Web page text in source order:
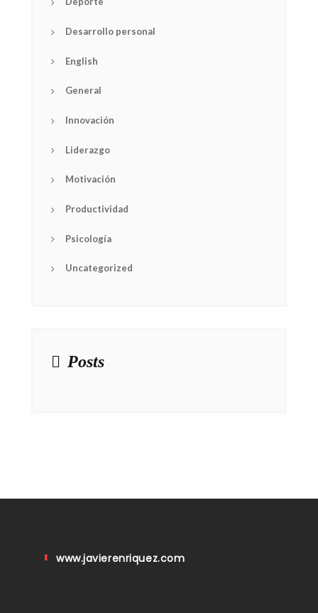
Desarrollo personal
English
General
Innovación
Liderazgo
Motivación
Productividad
Psicología
Uncategorized
Posts
www.javierenriquez.com